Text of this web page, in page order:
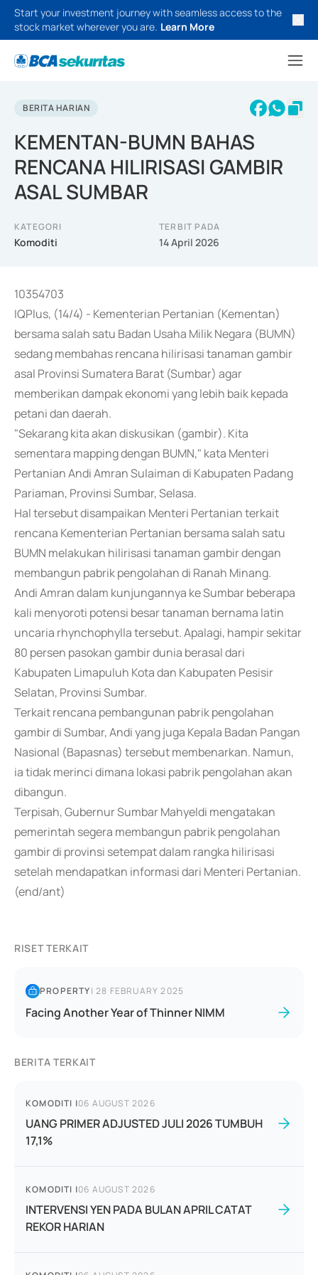
Start your investment journey with seamless access to the
stock market wherever you are. Learn More
BERITA HARIAN
KEMENTAN-BUMN BAHAS
RENCANA HILIRISASI GAMBIR
ASAL SUMBAR
KATEGORI
Komoditi
TERBIT PADA
14 April 2026
10354703
IQPlus, (14/4) - Kementerian Pertanian (Kementan)
bersama salah satu Badan Usaha Milik Negara (BUMN)
sedang membahas rencana hilirisasi tanaman gambir
asal Provinsi Sumatera Barat (Sumbar) agar
memberikan dampak ekonomi yang lebih baik kepada
petani dan daerah.
"Sekarang kita akan diskusikan (gambir). Kita
sementara mapping dengan BUMN," kata Menteri
Pertanian Andi Amran Sulaiman di Kabupaten Padang
Pariaman, Provinsi Sumbar, Selasa.
Hal tersebut disampaikan Menteri Pertanian terkait
rencana Kementerian Pertanian bersama salah satu
BUMN melakukan hilirisasi tanaman gambir dengan
membangun pabrik pengolahan di Ranah Minang.
Andi Amran dalam kunjungannya ke Sumbar beberapa
kali menyoroti potensi besar tanaman bernama latin
uncaria rhynchophylla tersebut. Apalagi, hampir sekitar
80 persen pasokan gambir dunia berasal dari
Kabupaten Limapuluh Kota dan Kabupaten Pesisir
Selatan, Provinsi Sumbar.
Terkait rencana pembangunan pabrik pengolahan
gambir di Sumbar, Andi yang juga Kepala Badan Pangan
Nasional (Bapasnas) tersebut membenarkan. Namun,
ia tidak merinci dimana lokasi pabrik pengolahan akan
dibangun.
Terpisah, Gubernur Sumbar Mahyeldi mengatakan
pemerintah segera membangun pabrik pengolahan
gambir di provinsi setempat dalam rangka hilirisasi
setelah mendapatkan informasi dari Menteri Pertanian.
(end/ant)
RISET TERKAIT
PROPERTY|28 FEBRUARY 2025
Facing Another Year of Thinner NIMM
BERITA TERKAIT
KOMODITI |06 AUGUST 2026
UANG PRIMER ADJUSTED JULI 2026 TUMBUH
17,1%
KOMODITI |06 AUGUST 2026
INTERVENSI YEN PADA BULAN APRIL CATAT
REKOR HARIAN